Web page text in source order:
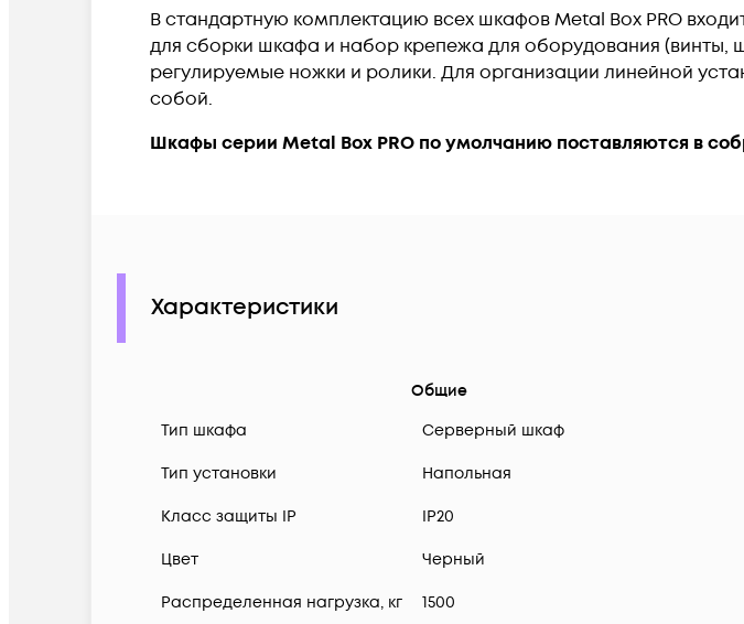
В стандартную комплектацию всех шкафов Metal Box PRO
для сборки шкафа и набор крепежа для оборудования (винты,
регулируемые ножки и ролики. Для организации линейной
собой.
Шкафы серии Metal Box PRO по умолчанию поставляются в
Характеристики
Общие
Тип шкафа
Серверный шкаф
Тип установки Напольная
Класс защиты IP IP20
Цвет Черный
Распределенная нагрузка, кг 1500